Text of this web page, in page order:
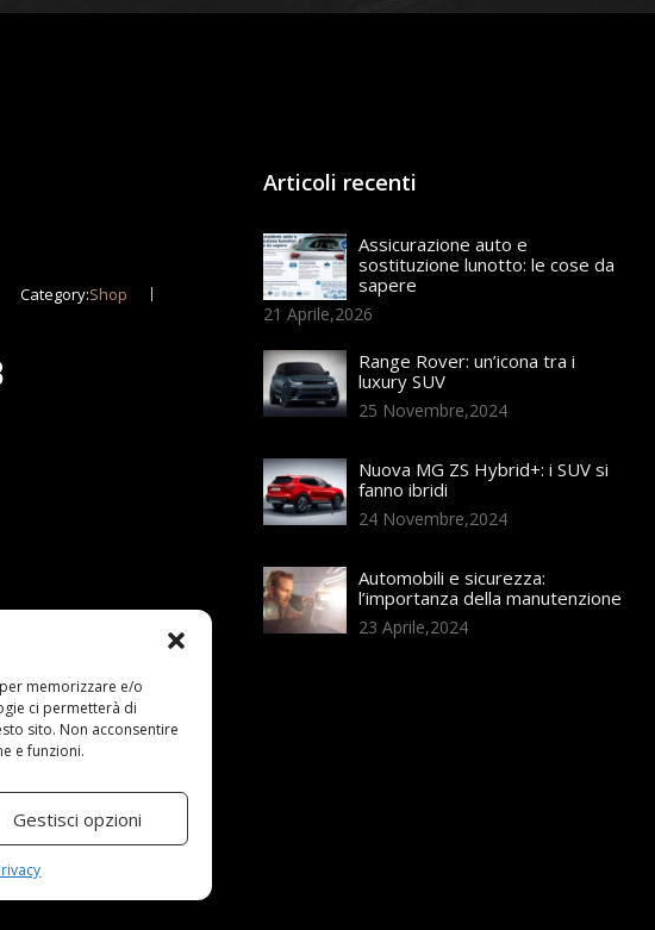
memorizzare e/o
ci permetterà di
sito. Non acconsentire
e funzioni.
Gestisci opzioni
Category:Shop
Articoli recenti
Assicurazione auto e
sostituzione lunotto: le cose da
sapere
21 Aprile,2026
Range Rover: un’icona tra i
luxury SUV
25 Novembre,2024
Nuova MG ZS Hybrid+: i SUV si
fanno ibridi
24 Novembre,2024
Automobili e sicurezza:
l’importanza della manutenzione
23 Aprile,2024